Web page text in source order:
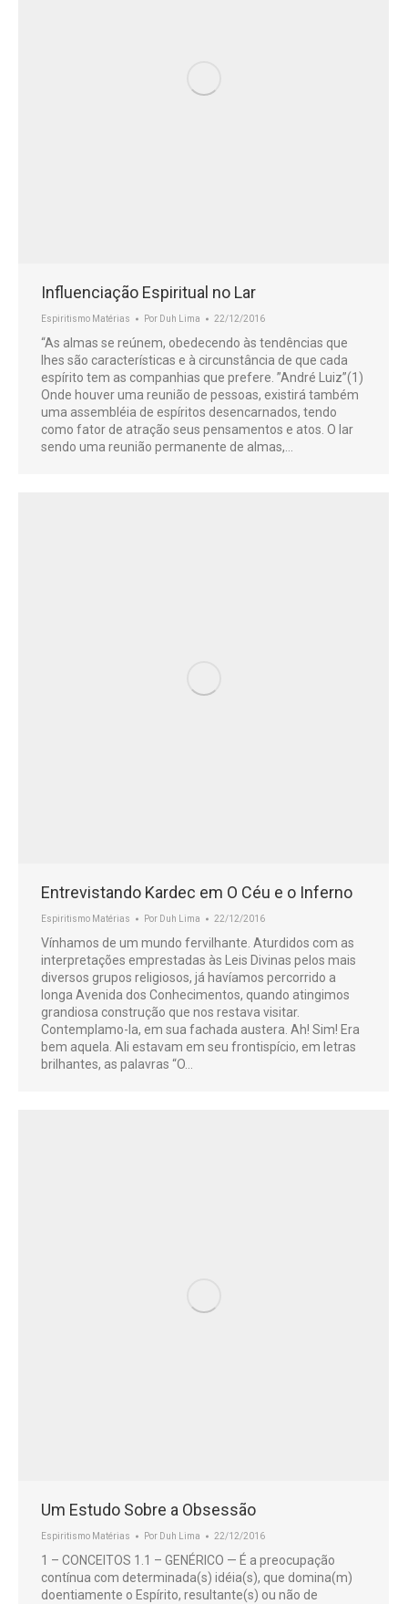
Influenciação Espiritual no Lar
Espiritismo Matérias Por Duh Lima 22/12/2016
“As almas se reúnem, obedecendo às tendências que
lhes são características e à circunstância de que cada
espírito tem as companhias que prefere. ”André Luiz”(1)
Onde houver uma reunião de pessoas, existirá também
uma assembléia de espíritos desencarnados, tendo
como fator de atração seus pensamentos e atos. O lar
sendo uma reunião permanente de almas,…
Entrevistando Kardec em O Céu e o Inferno
Espiritismo Matérias Por Duh Lima 22/12/2016
Vínhamos de um mundo fervilhante. Aturdidos com as
interpretações emprestadas às Leis Divinas pelos mais
diversos grupos religiosos, já havíamos percorrido a
longa Avenida dos Conhecimentos, quando atingimos
grandiosa construção que nos restava visitar.
Contemplamo-la, em sua fachada austera. Ah! Sim! Era
bem aquela. Ali estavam em seu frontispício, em letras
brilhantes, as palavras “O…
Um Estudo Sobre a Obsessão
Espiritismo Matérias Por Duh Lima 22/12/2016
1 – CONCEITOS 1.1 – GENÉRICO — É a preocupação
contínua com determinada(s) idéia(s), que domina(m)
doentiamente o Espírito, resultante(s) ou não de